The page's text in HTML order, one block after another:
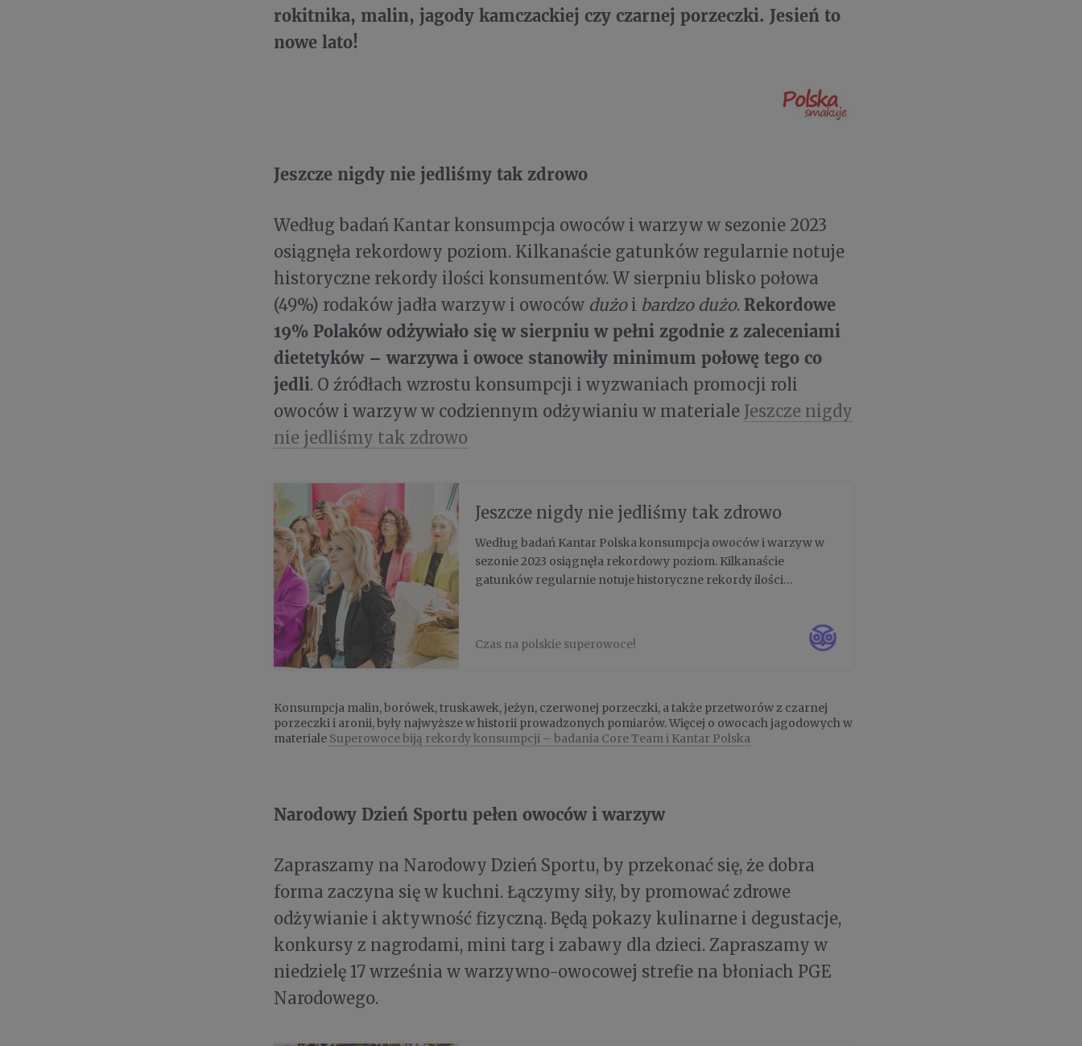
rokitnika, malin, jagody kamczackiej czy czarnej porzeczki. Jesień to
nowe lato!
Jeszcze nigdy nie jedliśmy tak zdrowo
Według badań Kantar konsumpcja owoców i warzyw w sezonie 2023
osiągnęła rekordowy poziom. Kilkanaście gatunków regularnie notuje
historyczne rekordy ilości konsumentów. W sierpniu blisko połowa
(49%) rodaków jadła warzyw i owoców dużo i bardzo dużo. Rekordowe
19% Polaków odżywiało się w sierpniu w pełni zgodnie z zaleceniami
dietetyków – warzywa i owoce stanowiły minimum połowę tego co
jedli. O źródłach wzrostu konsumpcji i wyzwaniach promocji roli
owoców i warzyw w codziennym odżywianiu w materiale Jeszcze nigdy
nie jedliśmy tak zdrowo
Jeszcze nigdy nie jedliśmy tak zdrowo
Według badań Kantar Polska konsumpcja owoców i warzyw w
sezonie 2023 osiągnęła rekordowy poziom. Kilkanaście
gatunków regularnie notuje historyczne rekordy ilości
Czas na polskie superowoce!
Konsumpcja malin, borówek, truskawek, jeżyn, czerwonej porzeczki, a także przetworów z czarnej
porzeczki i aronii, były najwyższe w historii prowadzonych pomiarów. Więcej o owocach jagodowych w
materiale Superowoce biją rekordy konsumpcji – badania Core Team i Kantar Polska
Narodowy Dzień Sportu pełen owoców i warzyw
Zapraszamy na Narodowy Dzień Sportu, by przekonać się, że dobra
forma zaczyna się w kuchni. Łączymy siły, by promować zdrowe
odżywianie i aktywność fizyczną. Będą pokazy kulinarne i degustacje,
konkursy z nagrodami, mini targ i zabawy dla dzieci. Zapraszamy w
niedzielę 17 września w warzywno-owocowej strefie na błoniach PGE
Narodowego.